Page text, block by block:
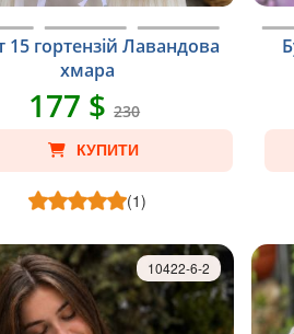
15 гортензій Лавандова
хмара
177 $230
КУПИТИ
(1)
10422-6-2